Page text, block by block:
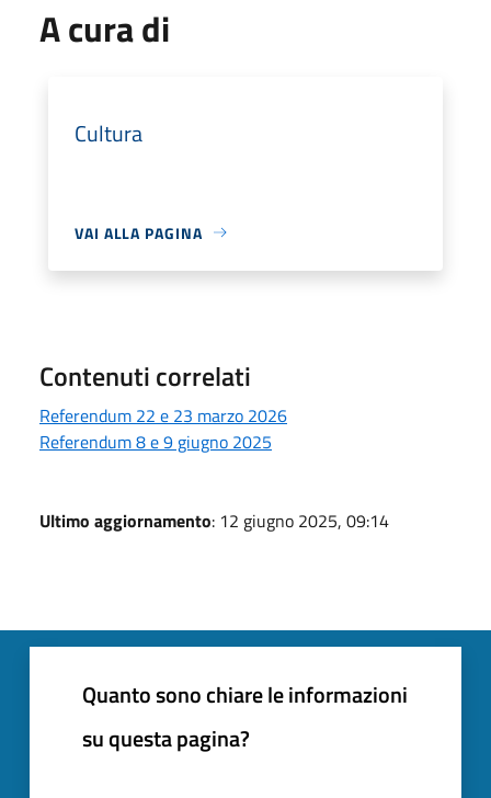
A cura di
Cultura
VAI ALLA PAGINA
Contenuti correlati
Referendum 22 e 23 marzo 2026
Referendum 8 e 9 giugno 2025
Ultimo aggiornamento: 12 giugno 2025, 09:14
Quanto sono chiare le informazioni
su questa pagina?